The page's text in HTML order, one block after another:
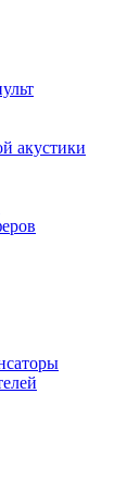
акустики